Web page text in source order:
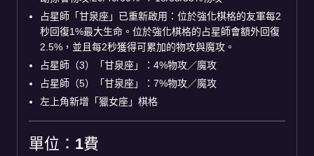
占星師「甘泉座」已重新啟用：位於強化棋格的友軍每2
秒回復1%最大生命。位於強化棋格的占星師會額外回復
2.5%，並且每2秒獲得可累加的物攻與魔攻。
占星師（3）「甘泉座」：4%物攻／魔攻
占星師（5）「甘泉座」：7%物攻／魔攻
左上角新增「獵女座」棋格
單位：1費